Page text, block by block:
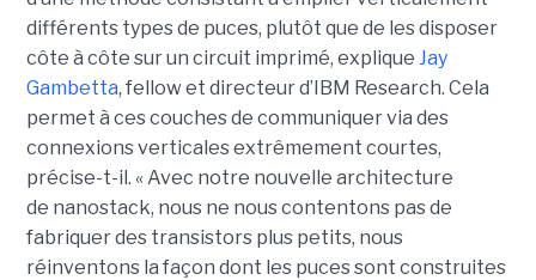
différents types de puces, plutôt que de les disposer
côte à côte sur un circuit imprimé, explique Jay
Gambetta, fellow et directeur d’IBM Research. Cela
permet à ces couches de communiquer via des
connexions verticales extrêmement courtes,
précise-t-il. « Avec notre nouvelle architecture
de nanostack, nous ne nous contentons pas de
fabriquer des transistors plus petits, nous
réinventons la façon dont les puces sont construites